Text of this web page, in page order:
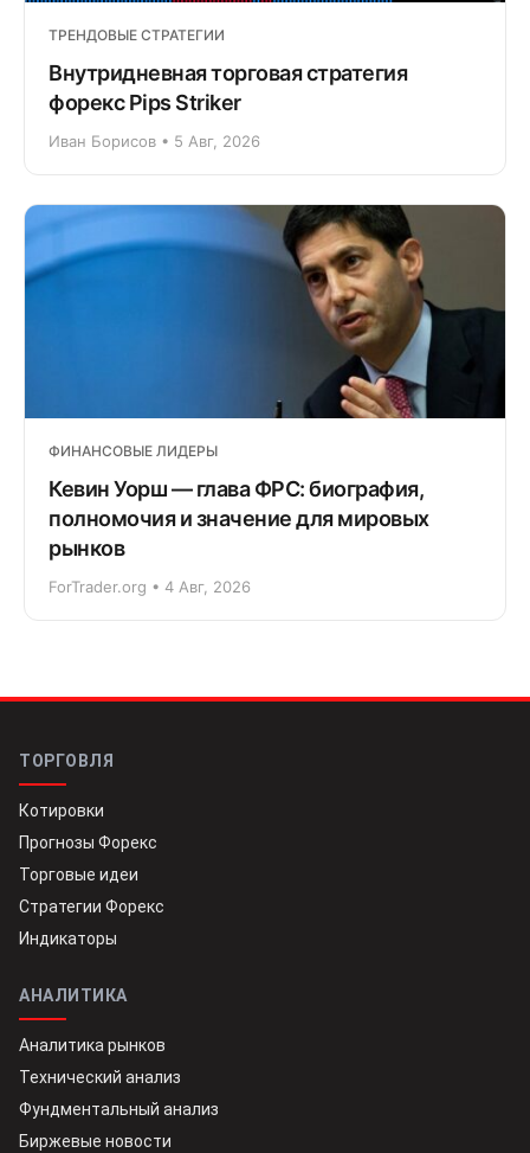
ТРЕНДОВЫЕ СТРАТЕГИИ
Внутридневная торговая стратегия
форекс Pips Striker
Иван Борисов • 5 Авг, 2026
ФИНАНСОВЫЕ ЛИДЕРЫ
Кевин Уорш — глава ФРС: биография,
полномочия и значение для мировых
рынков
ForTrader.org • 4 Авг, 2026
ТОРГОВЛЯ
Котировки
Прогнозы Форекс
Торговые идеи
Стратегии Форекс
Индикаторы
АНАЛИТИКА
Аналитика рынков
Технический анализ
Фундментальный анализ
Биржевые новости